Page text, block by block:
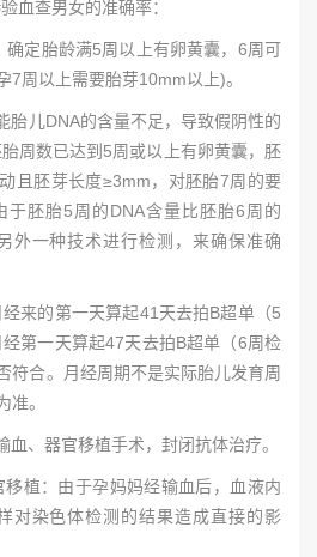
查男女的准确率：
定胎龄满5周以上有卵黄囊，6周可
7周以上需要胎芽10mm以上)。
儿DNA的含量不足，导致假阴性的
周数已达到5周或以上有卵黄囊，胚
且胚芽长度≥3mm，对胚胎7周的要
于胚胎5周的DNA含量比胚胎6周的
外一种技术进行检测，来确保准确
的第一天算起41天去拍B超单（5
第一天算起47天去拍B超单（6周检
符合。月经周期不是实际胎儿发育周
准。
、器官移植手术，封闭抗体治疗。
植：由于孕妈妈经输血后，血液内
对染色体检测的结果造成直接的影